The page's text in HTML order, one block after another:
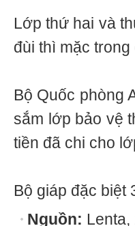
Lớp thứ hai và
đùi thì mặc trong
Bộ Quốc phòng
sắm lớp bảo vệ
tiền đã chi cho
Bộ giáp đặc biệt
Nguồn: Lenta,